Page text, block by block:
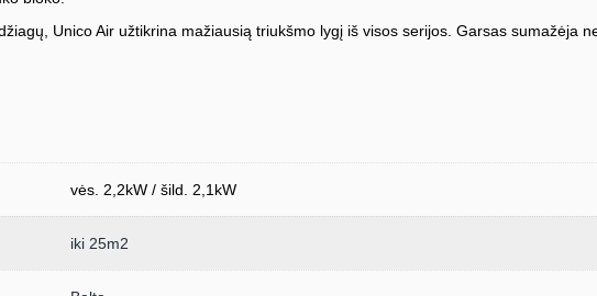
Unico Air užtikrina mažiausią triukšmo lygį iš visos serijos. Garsas sumažėja
vės. 2,2kW / šild. 2,1kW
iki 25m2